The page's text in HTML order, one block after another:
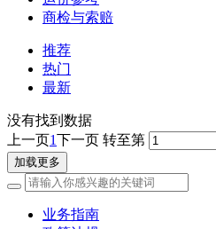
商检与索赔
推荐
热门
最新
没有找到数据
上一页1下一页 转至第
加载更多
业务指南